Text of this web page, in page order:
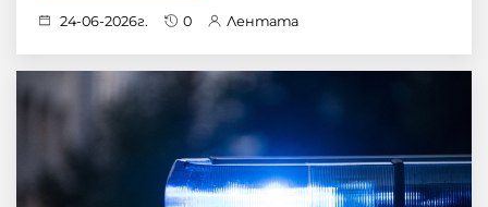
24-06-2026г. 0 Лентата